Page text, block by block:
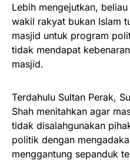
Lebih mengejutkan,
wakil rakyat bukan Islam
masjid untuk program
tidak mendapat
masjid.
Terdahulu Sultan Perak,
Shah menitahkan agar
tidak disalahgunakan
politik dengan
menggantung sepanduk